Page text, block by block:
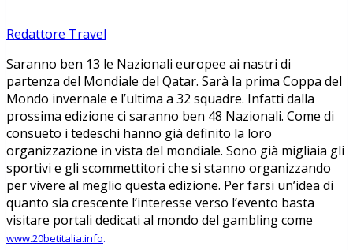
Redattore Travel
Saranno ben 13 le Nazionali europee ai nastri di
partenza del Mondiale del Qatar. Sarà la prima Coppa del
Mondo invernale e l’ultima a 32 squadre. Infatti dalla
prossima edizione ci saranno ben 48 Nazionali. Come di
consueto i tedeschi hanno già definito la loro
organizzazione in vista del mondiale. Sono già migliaia gli
sportivi e gli scommettitori che si stanno organizzando
per vivere al meglio questa edizione. Per farsi un’idea di
quanto sia crescente l’interesse verso l’evento basta
visitare portali dedicati al mondo del gambling come
www.20betitalia.info.